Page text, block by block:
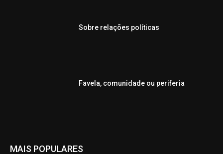
Sobre relações políticas
Favela, comunidade ou periferia
MAIS POPULARES